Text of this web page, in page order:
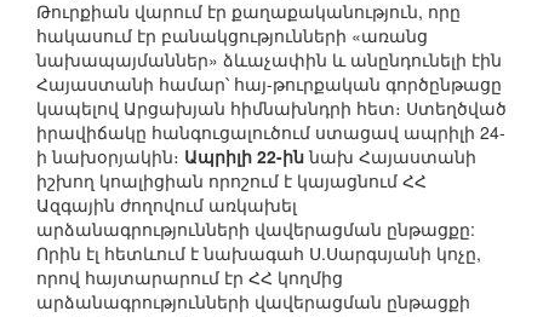
Թուրքիան վարում էր քաղաքականություն, որը
հակասում էր բանակցությունների «առանց
նախապայմաններ» ձևաչափին և անընդունելի էին
Հայաստանի համար՝ հայ-թուրքական գործընթացը
կապելով Արցախյան հիմնախնդրի հետ։ Ստեղծված
իրավիճակը հանգուցալուծում ստացավ ապրիլի 24-
ի նախօրյակին։ Ապրիլի 22-իննախ Հայաստանի
իշխող կոալիցիան որոշում է կայացնում ՀՀ
Ազգային ժողովում առկախել
արձանագրությունների վավերացման ընթացքը:
Որին էլ հետևում է նախագահ Ս.Սարգսյանի կոչը,
որով հայտարարում էր ՀՀ կողմից
արձանագրությունների վավերացման ընթացքի